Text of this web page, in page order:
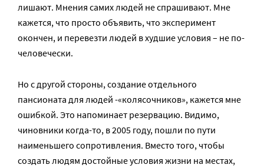
лишают. Мнения самих людей не спрашивают. Мне
кажется, что просто объявить, что эксперимент
окончен, и перевезти людей в худшие условия – не по-
человечески.
Но с другой стороны, создание отдельного
пансионата для людей -«колясочников», кажется мне
ошибкой. Это напоминает резервацию. Видимо,
чиновники когда-то, в 2005 году, пошли по пути
наименьшего сопротивления. Вместо того, чтобы
создать людям достойные условия жизни на местах,